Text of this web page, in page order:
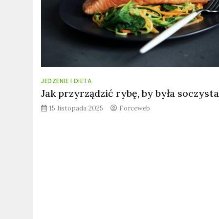
JEDZENIE I DIETA
Jak przyrządzić rybę, by była
15 listopada 2025 Forceweb